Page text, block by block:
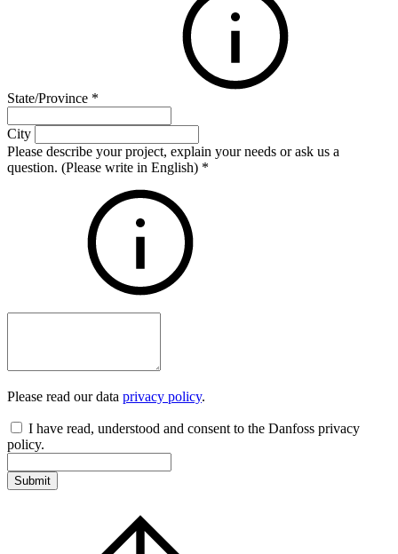
State/Province *
City
Please describe your project, explain your needs or ask us a
question. (Please write in English) *
Please read our data privacy policy.
I have read, understood and consent to the Danfoss privacy
policy.
Submit